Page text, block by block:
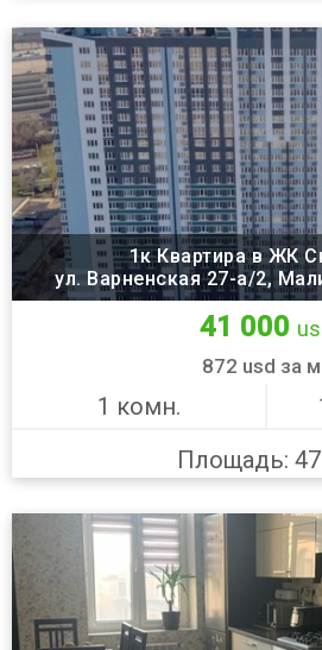
1к Квартира в ЖК
ул. Варненская 27-а/2,
Одесса
41 000
872 usd за м
1 комн.
Площадь: